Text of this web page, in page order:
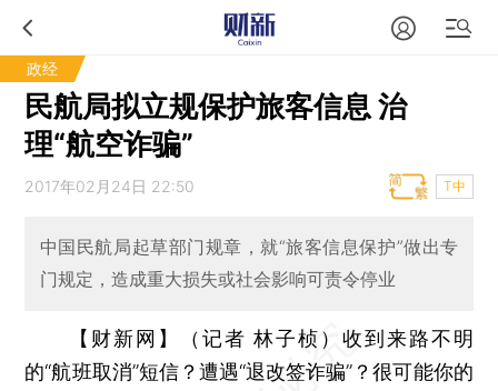
政经
民航局拟立规保护旅客信息 治
理“航空诈骗”
2017年02月24日 22:50 T中
中国民航局起草部门规章，就“旅客信息保护”做出专
门规定，造成重大损失或社会影响可责令停业
【财新网】（记者 林子桢）收到来路不明
的“航班取消”短信？遭遇“退改签诈骗”？很可能你的